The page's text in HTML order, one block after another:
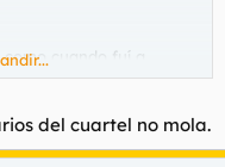
cuando fuí a
del cuartel no mola.